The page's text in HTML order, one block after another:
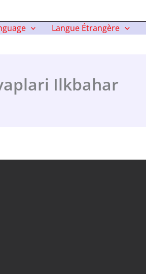
Langue Étrangère
Ilkbahar